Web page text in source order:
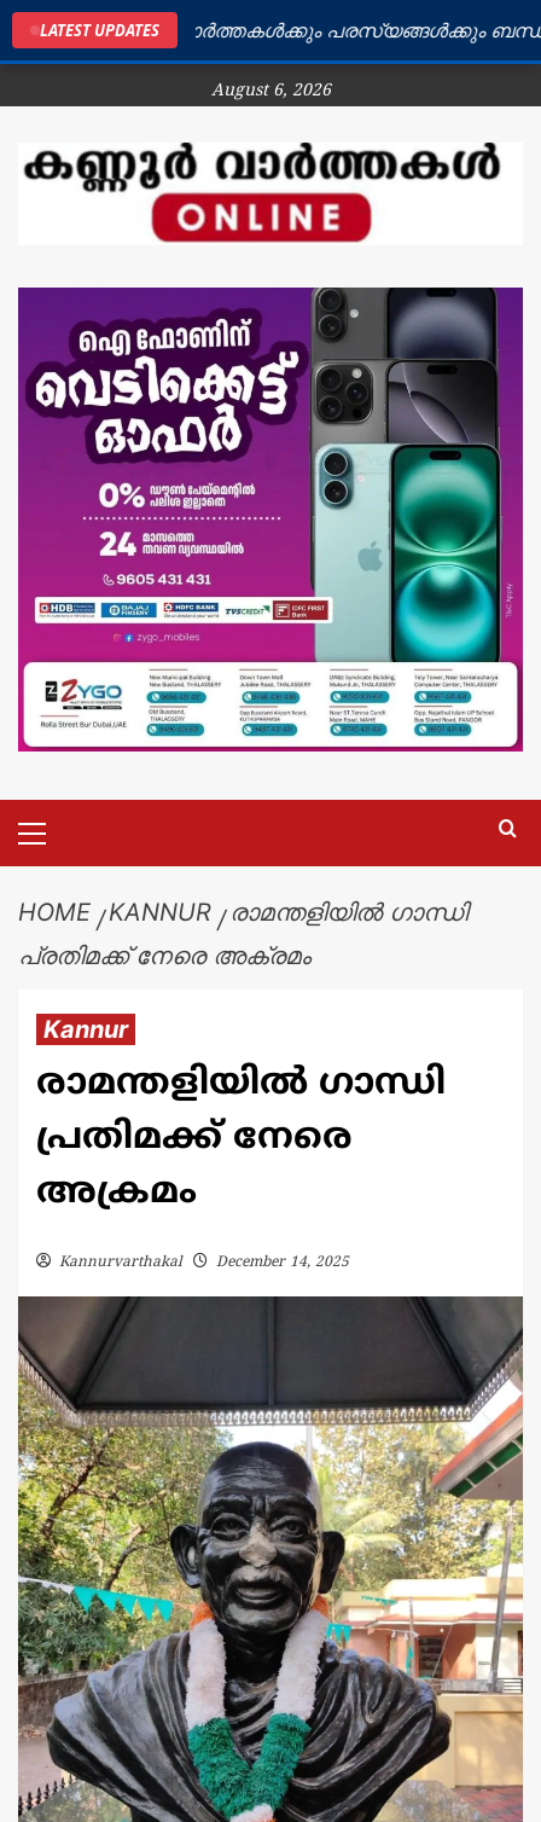
LATEST UPDATES
ജില്ലയിലെ വാർത്തകൾക്കും പരസ്യങ്ങൾക്കും
August 6, 2026
HOME KANNUR
രാമന്തളിയിൽ ഗാന്ധി
പ്രതിമക്ക് നേരെ അക്രമം
Kannur
രാമന്തളിയിൽ ഗാന്ധി
പ്രതിമക്ക് നേരെ
അക്രമം
Kannurvarthakal December 14, 2025